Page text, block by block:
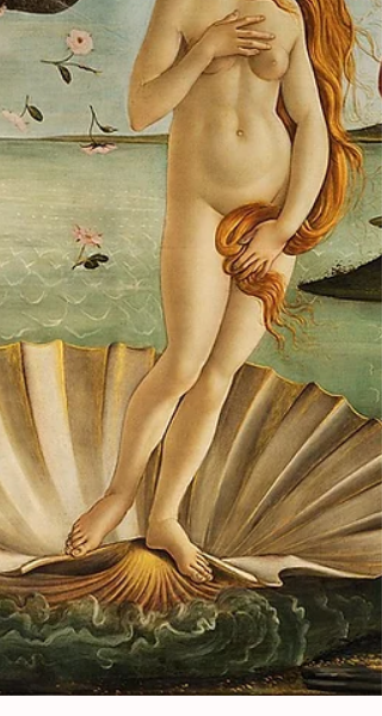
Se aprecia explorar várias interpretações
sobre uma obra, privilegiando as formas
abstratas em detrimento de figuras,
elementos e objetos...